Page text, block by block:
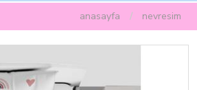
anasayfa nevresi̇m